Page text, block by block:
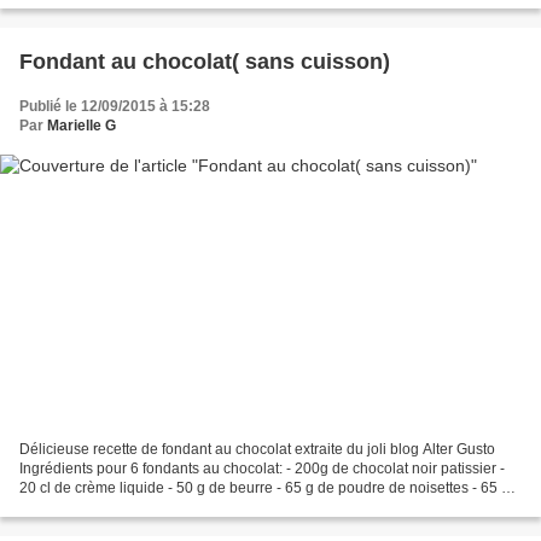
Fondant au chocolat( sans cuisson)
Publié le 12/09/2015 à 15:28
Par Marielle G
Délicieuse recette de fondant au chocolat extraite du joli blog Alter Gusto
Ingrédients pour 6 fondants au chocolat: - 200g de chocolat noir patissier -
20 cl de crème liquide - 50 g de beurre - 65 g de poudre de noisettes - 65 g